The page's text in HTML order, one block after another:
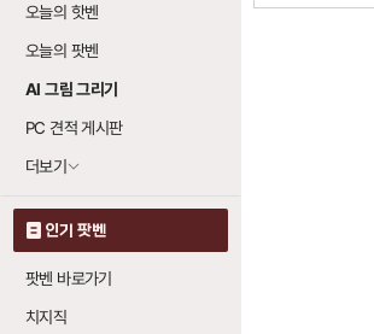
오늘의 핫벤
오늘의 팟벤
AI 그림 그리기
PC 견적 게시판
더보기
인기 팟벤
팟벤 바로가기
치지직